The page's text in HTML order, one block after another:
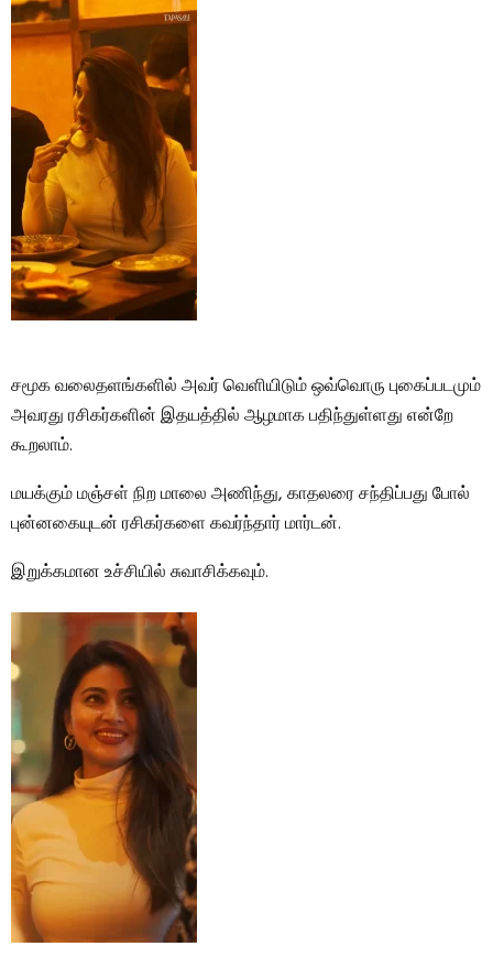
சமூக வலைதளங்களில் அவர் வெளியிடும் ஒவ்வொரு புகைப்படமும்
அவரது ரசிகர்களின் இதயத்தில் ஆழமாக பதிந்துள்ளது என்றே
கூறலாம்.
மயக்கும் மஞ்சள் நிற மாலை அணிந்து, காதலரை சந்திப்பது போல்
புன்னகையுடன் ரசிகர்களை கவர்ந்தார் மார்டன்.
இறுக்கமான உச்சியில் சுவாசிக்கவும்.